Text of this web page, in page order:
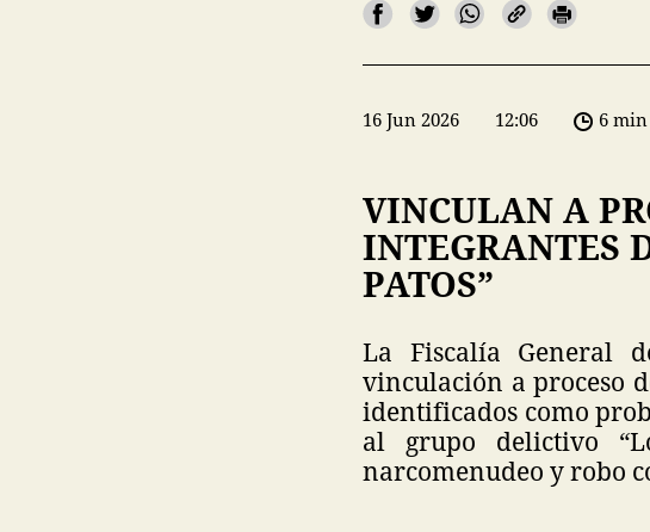
16 Jun 2026 12:06 6 min
VINCULAN A
INTEGRANTES
PATOS”
La Fiscalía General
vinculación a proceso
identificados como
al grupo delictivo
narcomenudeo y robo